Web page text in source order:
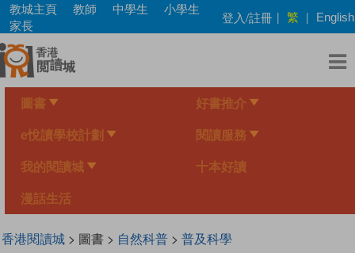
Skip
main
content
教城主頁 教師 中學生
小學生
家長
登入/註冊 | 繁 | English
圖書 好書推介
e悅讀學校計劃 閱讀服務
我的閱讀城 十本好讀
漫話生活
香港閱讀城> 圖書 > 自然科普> 普及科學